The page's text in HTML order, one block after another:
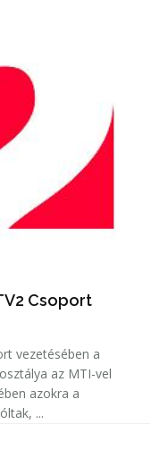
Csoport
vezetésében a
az MTI-vel
azokra a
...